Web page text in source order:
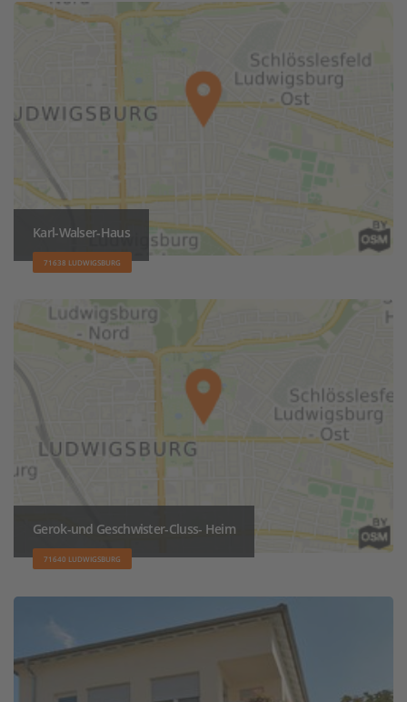
Karl-Walser-Haus
71638 LUDWIGSBURG
Gerok-und Geschwister-Cluss- Heim
71640 LUDWIGSBURG